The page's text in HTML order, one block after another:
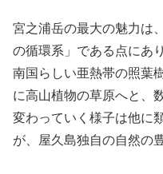
宮之浦岳の最大の魅力は
の循環系」である点にあ
南国らしい亜熱帯の照葉
に高山植物の草原へと、
変わっていく様子は他に
が、屋久島独自の自然の